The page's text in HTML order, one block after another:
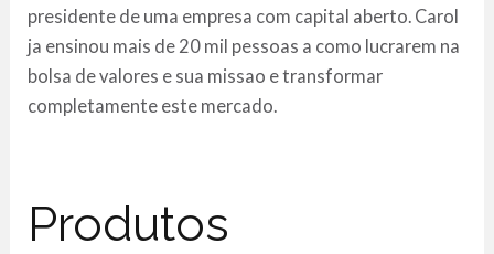
presidente de uma empresa com capital aberto. Carol
ja ensinou mais de 20 mil pessoas a como lucrarem na
bolsa de valores e sua missao e transformar
completamente este mercado.
Produtos